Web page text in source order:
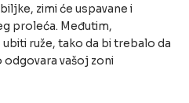
zimi će uspavane i
proleća. Međutim,
ruže, tako da bi trebalo da
vašoj zoni